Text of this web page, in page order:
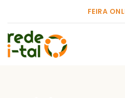
FEIRA